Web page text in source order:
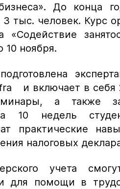
До конца
тыс. человек. Курс
«Содействие
10 ноября.
и включает в себя
а также
10 недель
практические
налоговых
учета
для помощи в